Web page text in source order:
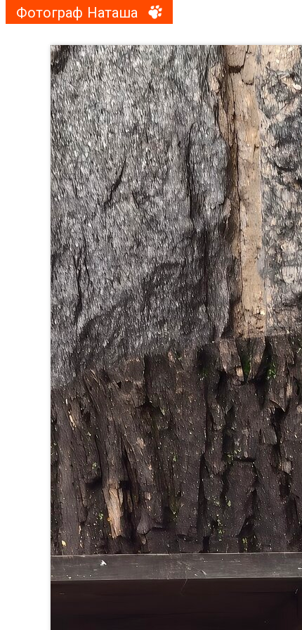
Фотограф Наташа